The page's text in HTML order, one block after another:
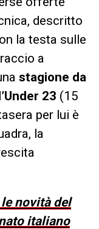
descritto
la testa sulle
a
stagione da
23 (15
per lui è
la
novità del
italiano